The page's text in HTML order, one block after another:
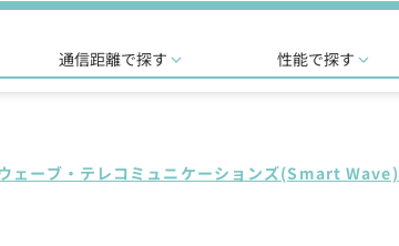
通信距離で探す 性能で探す
ェーブ・テレコミュニケーションズ(Smart Wave)